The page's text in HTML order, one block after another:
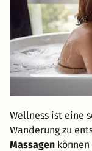
Wellness ist eine
Wanderung zu
Massagen